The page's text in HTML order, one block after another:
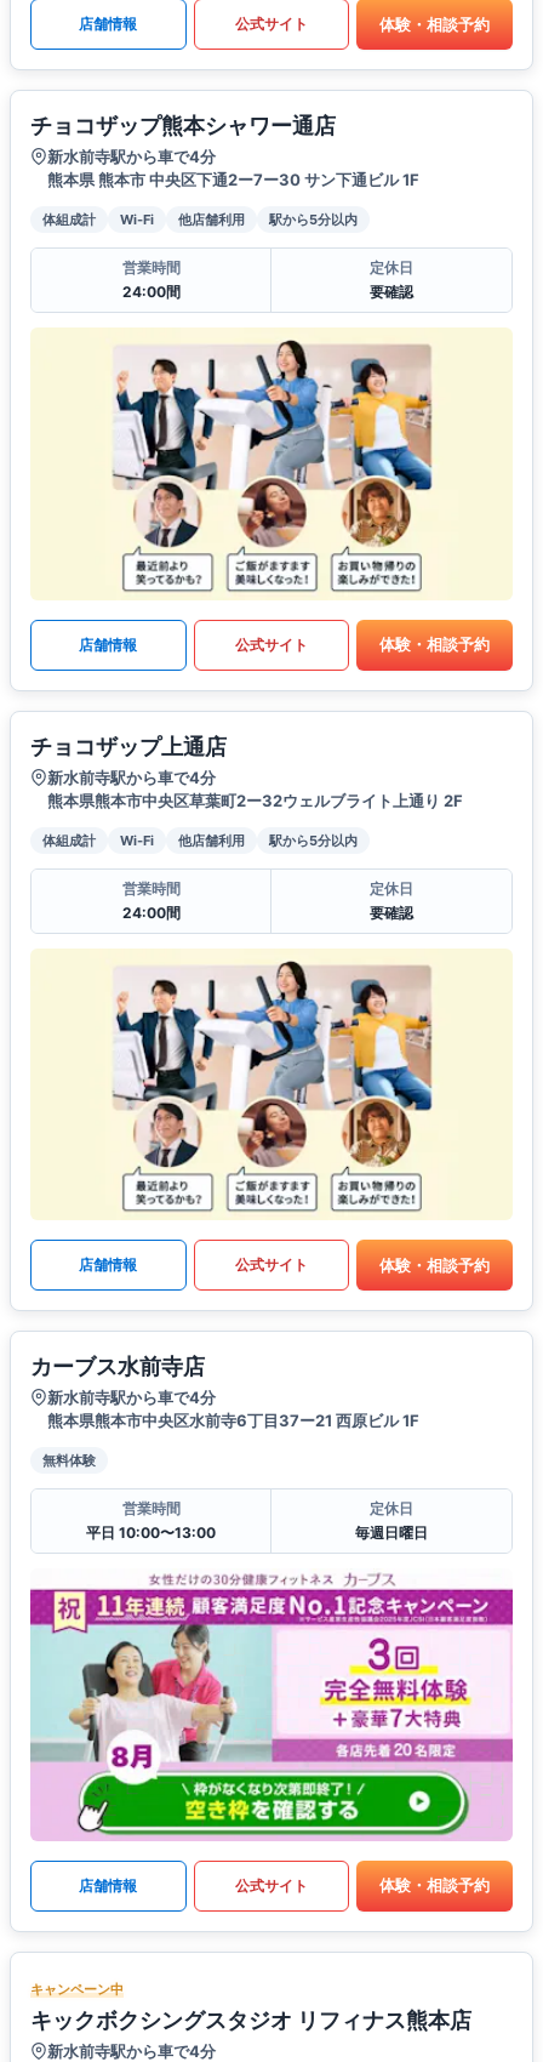
店舗情報 公式サイト 体験・相談予約
チョコザップ熊本シャワー通店
新水前寺駅から車で4分
熊本県 熊本市 中央区下通2ー7ー30 サン下通ビル 1F
体組成計 Wi-Fi 他店舗利用 駅から5分以内
営業時間
24:00間
定休日
要確認
店舗情報 公式サイト 体験・相談予約
チョコザップ上通店
新水前寺駅から車で4分
熊本県熊本市中央区草葉町2ー32ウェルブライト上通り 2F
体組成計 Wi-Fi 他店舗利用 駅から5分以内
営業時間
24:00間
定休日
要確認
店舗情報 公式サイト 体験・相談予約
カーブス水前寺店
新水前寺駅から車で4分
熊本県熊本市中央区水前寺6丁目37ー21 西原ビル 1F
無料体験
営業時間
平日 10:00〜13:00
定休日
毎週日曜日
店舗情報 公式サイト 体験・相談予約
キャンペーン中
キックボクシングスタジオ リフィナス熊本店
新水前寺駅から車で4分